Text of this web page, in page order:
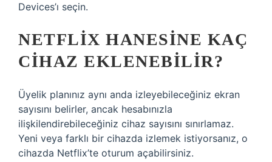
Devices’ı seçin.
NETFLIX HANESINE KAÇ
CIHAZ EKLENEBILIR?
Üyelik planınız aynı anda izleyebileceğiniz ekran
sayısını belirler, ancak hesabınızla
ilişkilendirebileceğiniz cihaz sayısını sınırlamaz.
Yeni veya farklı bir cihazda izlemek istiyorsanız, o
cihazda Netflix’te oturum açabilirsiniz.